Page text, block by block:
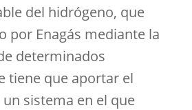
del hidrógeno, que
por Enagás mediante la
determinados
tiene que aportar el
sistema en el que